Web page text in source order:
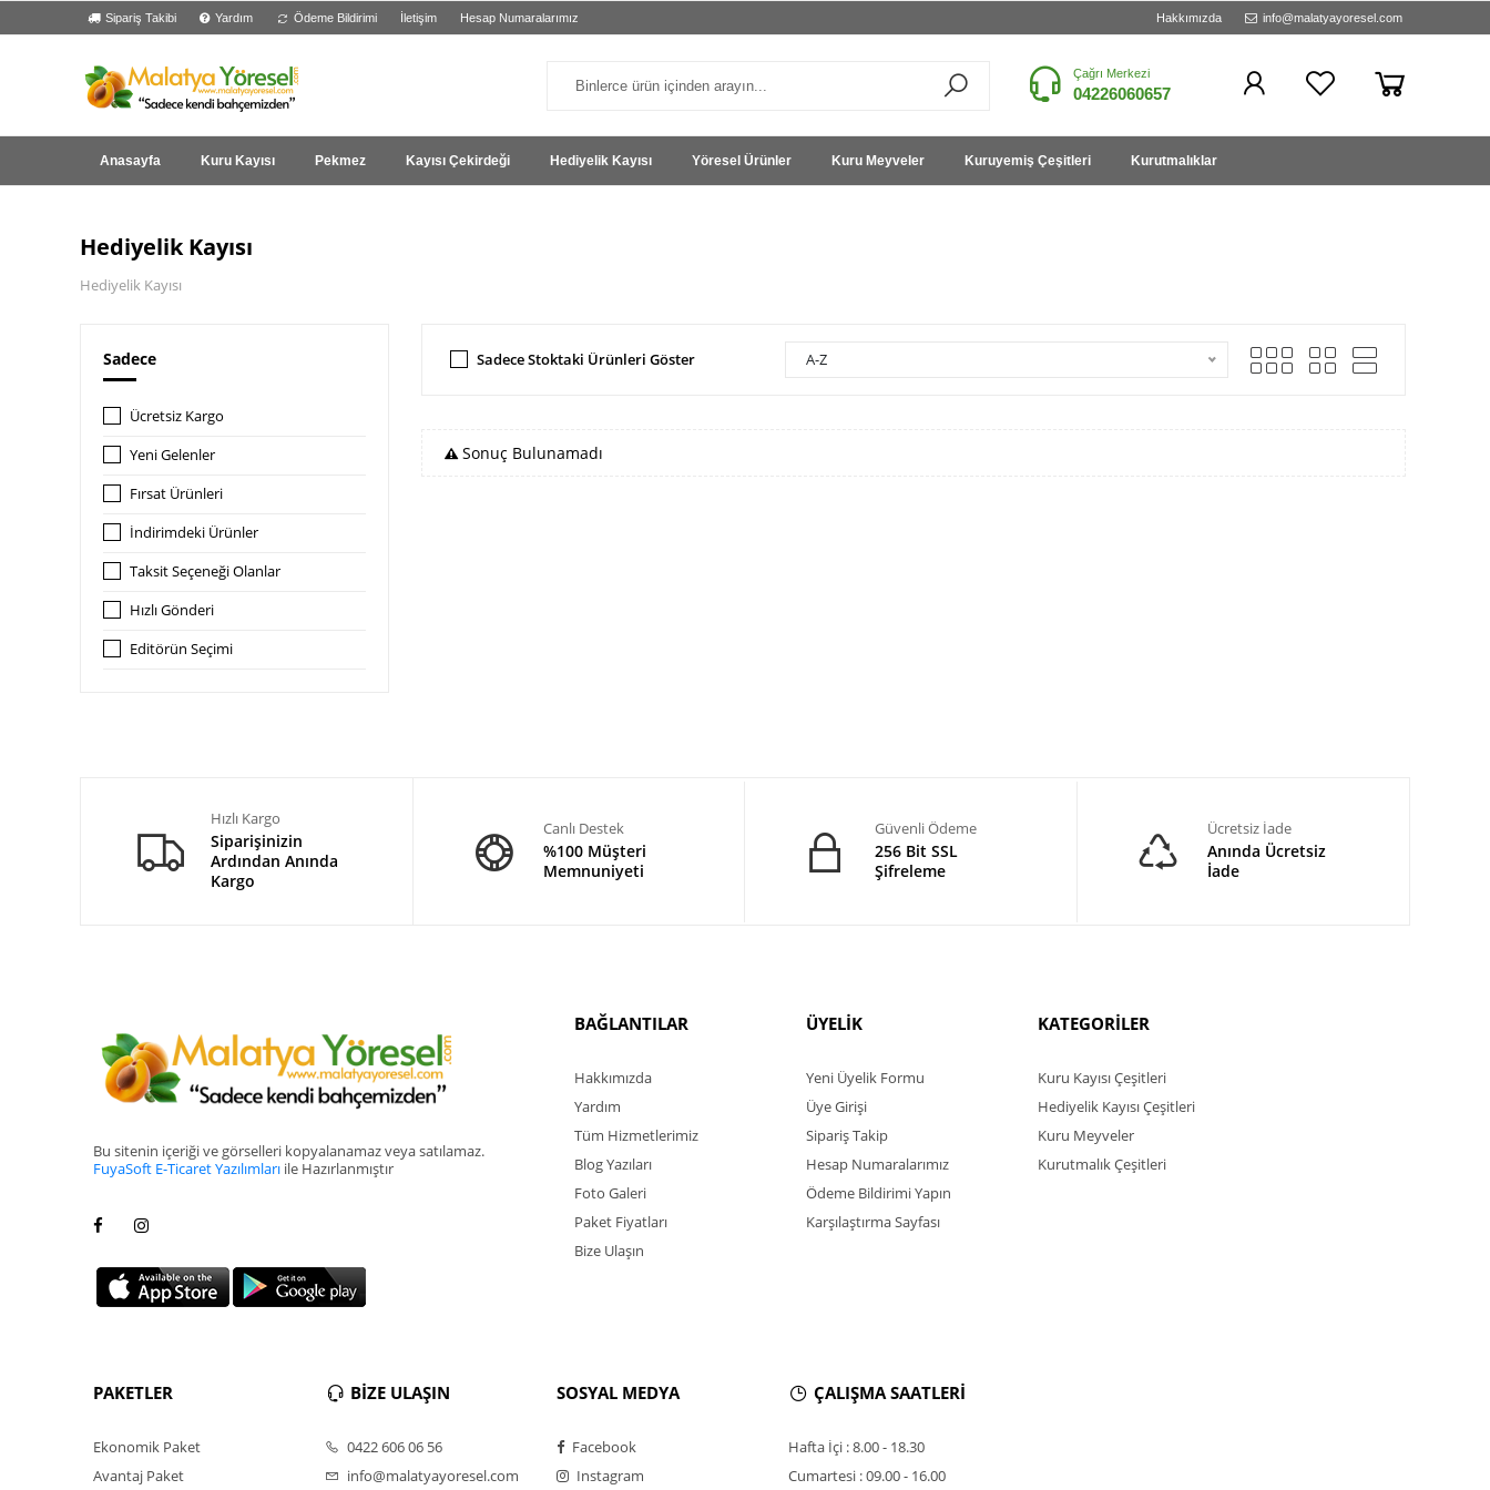
Sipariş Takibi Yardım Ödeme Bildirimi İletişim Hesap Numaralarımız Hakkımızda info@malatyayoresel.com
Çağrı Merkezi
04226060657
Anasayfa Kuru Kayısı Pekmez Kayısı Çekirdeği Hediyelik Kayısı Yöresel Ürünler Kuru Meyveler Kuruyemiş Çeşitleri Kurutmalıklar
Hediyelik Kayısı
Hediyelik Kayısı
Sadece
Ücretsiz Kargo
Yeni Gelenler
Fırsat Ürünleri
İndirimdeki Ürünler
Taksit Seçeneği Olanlar
Hızlı Gönderi
Editörün Seçimi
Sadece Stoktaki Ürünleri Göster A-Z
Sonuç Bulunamadı
Hızlı Kargo
Siparişinizin
Ardından Anında
Kargo
Canlı Destek
%100 Müşteri
Memnuniyeti
Güvenli Ödeme
256 Bit SSL
Şifreleme
Ücretsiz İade
Anında Ücretsiz
İade
Bu sitenin içeriği ve görselleri kopyalanamaz veya satılamaz.
FuyaSoft E-Ticaret Yazılımları ile Hazırlanmıştır
BAĞLANTILAR
Hakkımızda
Yardım
Tüm Hizmetlerimiz
Blog Yazıları
Foto Galeri
Paket Fiyatları
Bize Ulaşın
ÜYELİK
Yeni Üyelik Formu
Üye Girişi
Sipariş Takip
Hesap Numaralarımız
Ödeme Bildirimi Yapın
Karşılaştırma Sayfası
KATEGORİLER
Kuru Kayısı Çeşitleri
Hediyelik Kayısı Çeşitleri
Kuru Meyveler
Kurutmalık Çeşitleri
PAKETLER
Ekonomik Paket
Avantaj Paket
BİZE ULAŞIN
0422 606 06 56
info@malatyayoresel.com
SOSYAL MEDYA
Facebook
Instagram
ÇALIŞMA SAATLERİ
Hafta İçi : 8.00 - 18.30
Cumartesi : 09.00 - 16.00